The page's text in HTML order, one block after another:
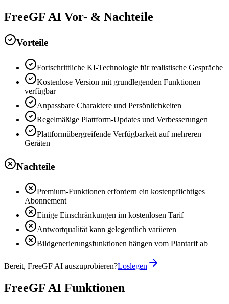
FreeGF AI Vor- & Nachteile
Vorteile
Fortschrittliche KI-Technologie für realistische Gespräche
Kostenlose Version mit grundlegenden Funktionen
verfügbar
Anpassbare Charaktere und Persönlichkeiten
Regelmäßige Plattform-Updates und Verbesserungen
Plattformübergreifende Verfügbarkeit auf mehreren
Geräten
Nachteile
Premium-Funktionen erfordern ein kostenpflichtiges
Abonnement
Einige Einschränkungen im kostenlosen Tarif
Antwortqualität kann gelegentlich variieren
Bildgenerierungsfunktionen hängen vom Plantarif ab
Bereit, FreeGF AI auszuprobieren?Loslegen
FreeGF AI Funktionen